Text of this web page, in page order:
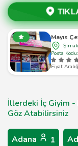
Mayıs
Posta
Fiyat
İllerdeki İç Giyim
Göz Atabilirsiniz
Adana 1